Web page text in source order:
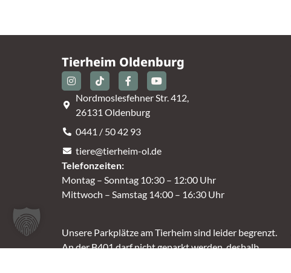
Tierheim Oldenburg
Nordmoslesfehner Str. 412,
26131 Oldenburg
0441 / 50 42 93
tiere@tierheim-ol.de
Telefonzeiten:
Montag – Sonntag 10:30 – 12:00 Uhr
Mittwoch – Samstag 14:00 – 16:30 Uhr
Unsere Parkplätze am Tierheim sind leider begrenzt.
An der B401 darf nicht geparkt werden, deshalb